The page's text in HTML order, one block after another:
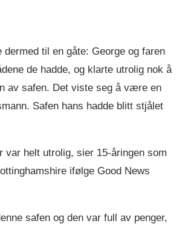
dermed til en gåte: George og faren
de hadde, og klarte utrolig nok å
av safen. Det viste seg å være en
Safen hans hadde blitt stjålet
var helt utrolig, sier 15-åringen som
ifølge Good News
safen og den var full av penger,